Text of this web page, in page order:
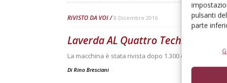
pulsanti
parte
RIVISTO DA VOI 8 Dicembre 2016
Laverda AL Quattro Techno
La macchina è stata rivista dopo 1.300 ore
Di Rino Bresciani -